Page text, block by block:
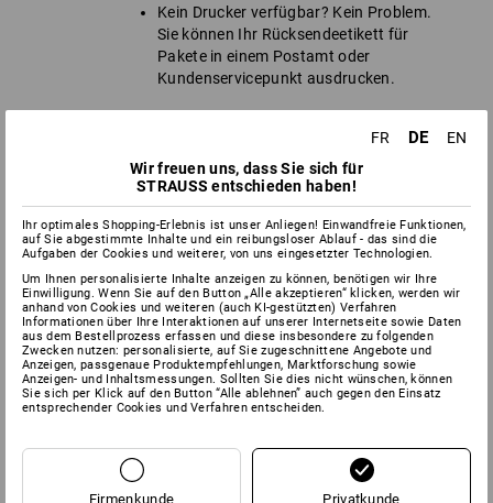
Kein Drucker verfügbar? Kein Problem.
Sie können Ihr Rücksendeetikett für
Pakete in einem Postamt oder
Kundenservicepunkt ausdrucken.
Bringen Sie Ihr Rücksendepaket zum
nächstgelegenen Paketshop
Einlieferung quittieren lassen
Beleg als Nachweis für die Rücksendung
aufbewahren
Bitte beachten:
Wir können Versandkosten nur übernehmen, wenn Sie
Zurückgesandte Artikel müssen sich im Originalzustand
befinden, d. h.:
FR DE
EN
Wir freuen uns, dass Sie sich für
STRAUSS entschieden haben!
Ihr optimales Shopping-Erlebnis ist unser Anliegen! Einwandfreie Funktionen,
auf Sie abgestimmte Inhalte und ein reibungsloser Ablauf - das sind die
Aufgaben der Cookies und weiterer, von uns eingesetzter Technologien.
Um Ihnen personalisierte Inhalte anzeigen zu können, benötigen wir Ihre
Einwilligung. Wenn Sie auf den Button „Alle akzeptieren“ klicken, werden wir
anhand von Cookies und weiteren (auch KI-gestützten) Verfahren
Informationen über Ihre Interaktionen auf unserer Internetseite sowie Daten
aus dem Bestellprozess erfassen und diese insbesondere zu folgenden
Zwecken nutzen: personalisierte, auf Sie zugeschnittene Angebote und
Anzeigen, passgenaue Produktempfehlungen, Marktforschung sowie
Anzeigen- und Inhaltsmessungen. Sollten Sie dies nicht wünschen, können
Sie sich per Klick auf den Button “Alle ablehnen” auch gegen den Einsatz
entsprechender Cookies und Verfahren entscheiden.
Firmenkunde Privatkunde